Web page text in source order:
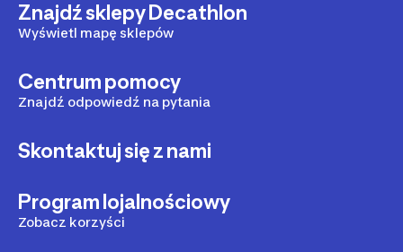
Znajdź sklepy Decathlon
Wyświetl mapę sklepów
Centrum pomocy
Znajdź odpowiedź na pytania
Skontaktuj się z nami
Program lojalnościowy
Zobacz korzyści